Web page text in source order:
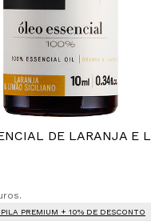
DE LARANJA E
PREMIUM + 10% DE DESCONTO